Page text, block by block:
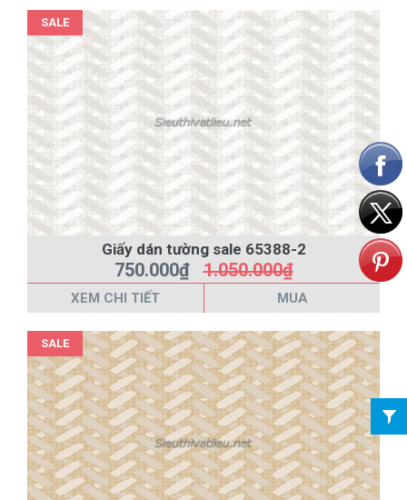
SALE
Giấy dán tường sale 65388-2
750.000₫1.050.000₫
XEM CHI TIẾT MUA
SALE